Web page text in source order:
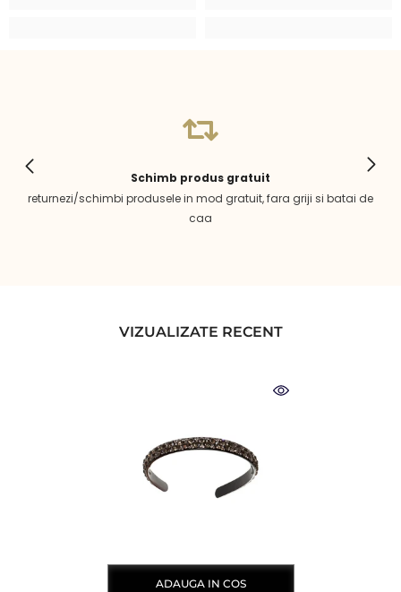
Schimb produs gratuit
returnezi/schimbi produsele in mod gratuit, fara griji si batai de
caa
VIZUALIZATE RECENT
ADAUGA IN COS